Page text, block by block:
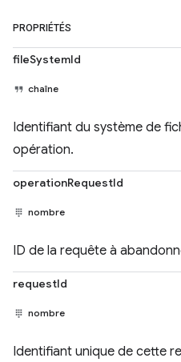
PROPRIÉTÉS
fileSystemId
chaîne
Identifiant du système de
opération.
operationRequestId
nombre
ID de la requête à
requestId
nombre
Identifiant unique de cette